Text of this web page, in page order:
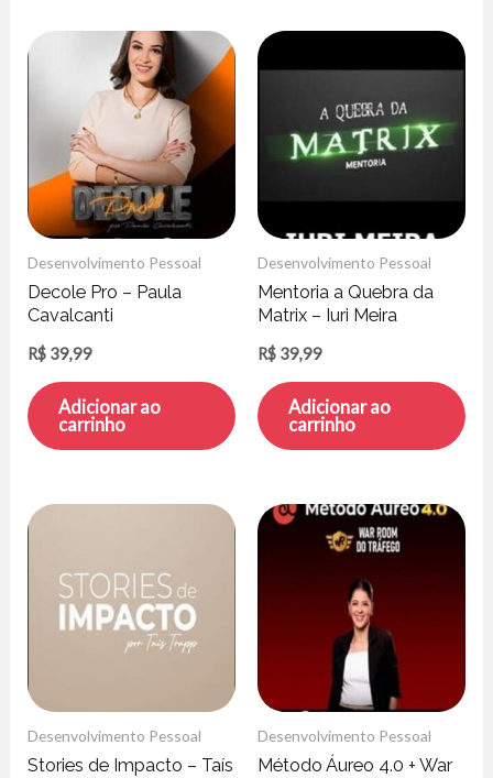
Desenvolvimento Pessoal
Decole Pro – Paula
Cavalcanti
R$ 39,99
Adicionar ao
carrinho
Desenvolvimento Pessoal
Mentoria a Quebra da
Matrix – Iuri Meira
R$ 39,99
Adicionar ao
carrinho
Desenvolvimento Pessoal
Stories de Impacto – Taís
Desenvolvimento Pessoal
Método Áureo 4.0 + War